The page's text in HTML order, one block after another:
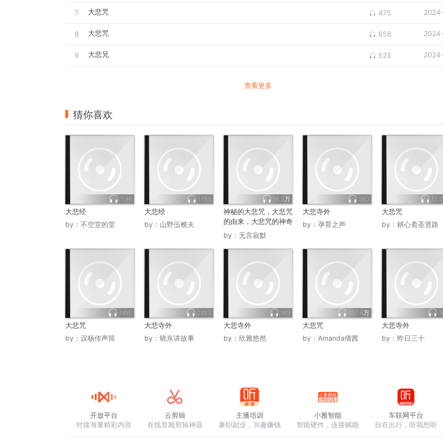
7 大悲咒 475
8 大悲咒 656
9 大悲兄 523
查看更多
猜你喜欢
1148
大悲经
by： 不空堂的堂
1755
大悲经
by： 山野伍樵夫
16.3万
神秘的大悲咒，大悲咒
的由来，大悲咒的神奇
功用
by： 无言寂默
363
大悲寺外
by： 孕育之声
大悲咒
by： 耕心斋圣贤路
1455
大悲咒
by： 议杨传声筒
2453
大悲寺外
by： 晓东讲故事
169
大悲寺外
by： 欣雅悠然
657.8万
大悲咒
by： Amanda倩茜
大悲寺外
by： 昨日三十
开放平台
对接海量精彩内容
云剪辑
在线音频剪辑神器
主播培训
兼职副业，兴趣赚钱
小雅智能
智能硬件，连接赋能
车联网平台
自在出行，听我想听